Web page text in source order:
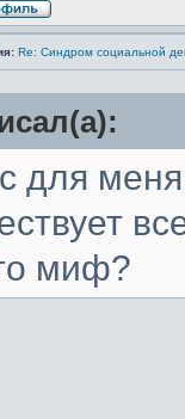
Re: Синдром социальной
для
миф?